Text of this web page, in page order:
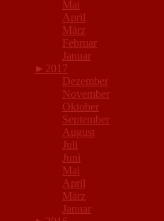
Mai
April
März
Februar
Januar
► 2017
Dezember
November
Oktober
September
August
Juli
Juni
Mai
April
März
Januar